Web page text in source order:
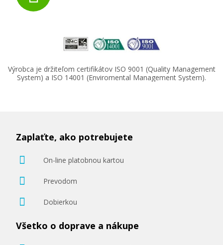
Výrobca je držiteľom certifikátov ISO 9001 (Quality Management
System) a ISO 14001 (Enviromental Management System).
Zaplaťte, ako potrebujete
On-line platobnou kartou
Prevodom
Dobierkou
Všetko o doprave a nákupe